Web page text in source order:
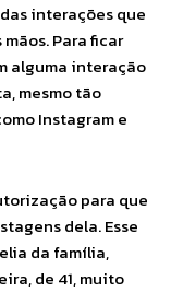
interações que
Para ficar
alguma interação
mesmo tão
Instagram e
para que
dela. Esse
da família,
de 41, muito